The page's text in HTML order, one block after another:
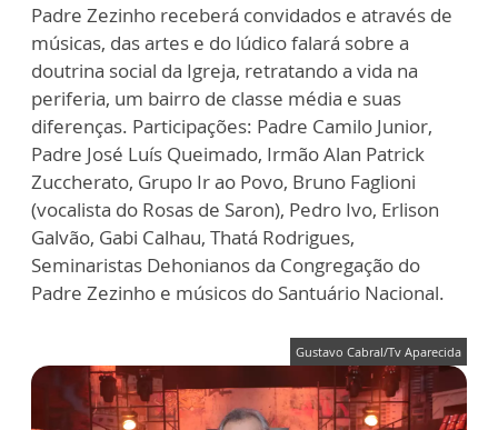
Padre Zezinho receberá convidados e através de
músicas, das artes e do lúdico falará sobre a
doutrina social da Igreja, retratando a vida na
periferia, um bairro de classe média e suas
diferenças. Participações: Padre Camilo Junior,
Padre José Luís Queimado, Irmão Alan Patrick
Zuccherato, Grupo Ir ao Povo, Bruno Faglioni
(vocalista do Rosas de Saron), Pedro Ivo, Erlison
Galvão, Gabi Calhau, Thatá Rodrigues,
Seminaristas Dehonianos da Congregação do
Padre Zezinho e músicos do Santuário Nacional.
Gustavo Cabral/Tv Aparecida